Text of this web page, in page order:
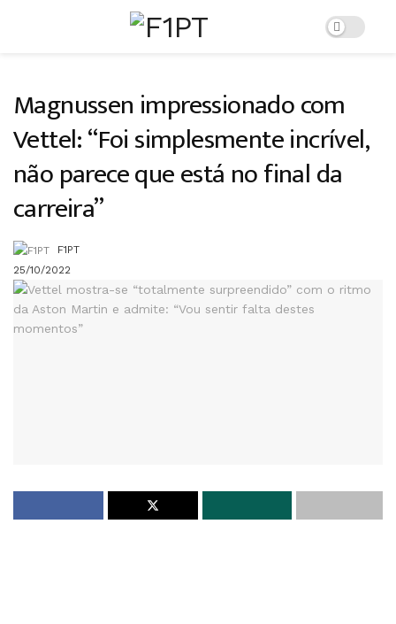
Magnussen impressionado com
Vettel: “Foi simplesmente incrível,
não parece que está no final da
carreira”
F1PT
25/10/2022